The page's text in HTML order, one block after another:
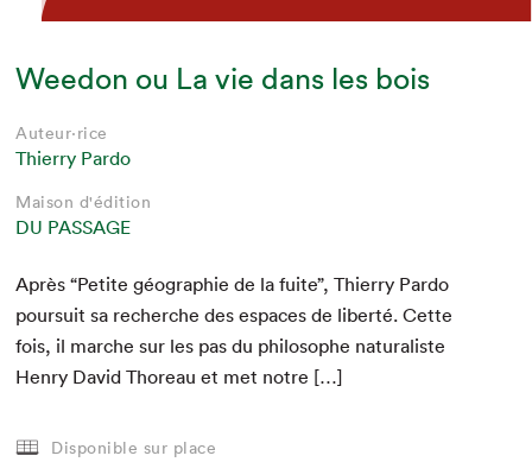
Weedon ou La vie dans les bois
Auteur·rice
Thierry Pardo
Maison d'édition
DU PASSAGE
Après“Petite géo­gra­phie de la fuite”, Thier­ry Par­do
pour­suit sa recherche des espaces de lib­erté. Cette
fois, il marche sur les pas du philosophe nat­u­ral­iste
Hen­ry David Thore­au et met notre […]
Disponible sur place